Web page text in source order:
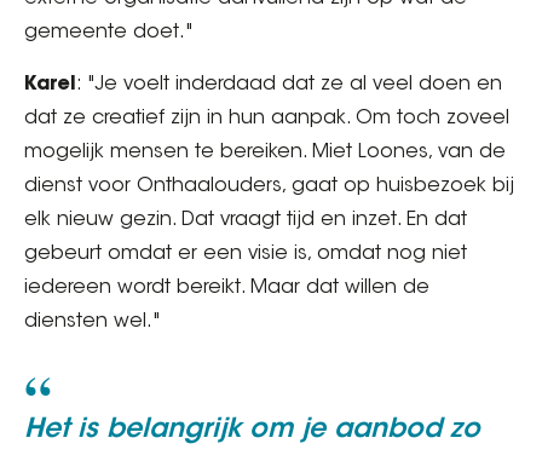
gemeente doet."
Karel : "Je voelt inderdaad dat ze al veel doen en
dat ze creatief zijn in hun aanpak. Om toch zoveel
mogelijk mensen te bereiken. Miet Loones, van de
dienst voor Onthaalouders, gaat op huisbezoek bij
elk nieuw gezin. Dat vraagt tijd en inzet. En dat
gebeurt omdat er een visie is, omdat nog niet
iedereen wordt bereikt. Maar dat willen de
diensten wel."
Het is belangrijk om je aanbod zo